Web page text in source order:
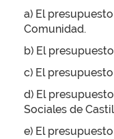
a) El
Comunidad.
b) El
c) El
d) El
Sociales de
e) El